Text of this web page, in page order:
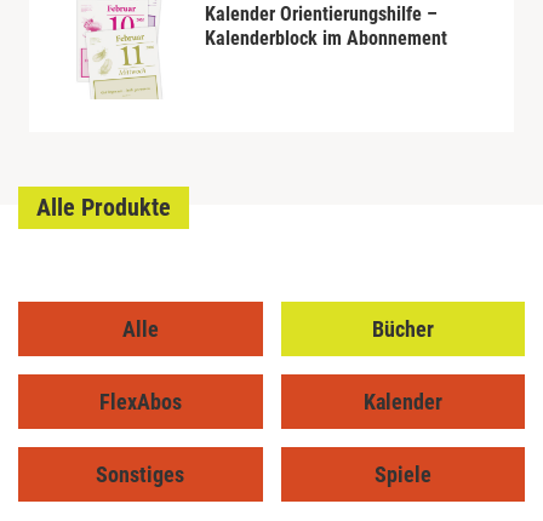
Kalender Orientierungshilfe –
Kalenderblock im Abonnement
Alle Produkte
Alle Bücher
FlexAbos Kalender
Sonstiges Spiele